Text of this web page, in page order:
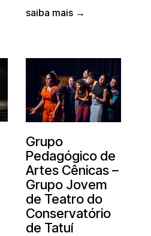
saiba mais →
Grupo
Pedagógico de
Artes Cênicas –
Grupo Jovem
de Teatro do
Conservatório
de Tatuí